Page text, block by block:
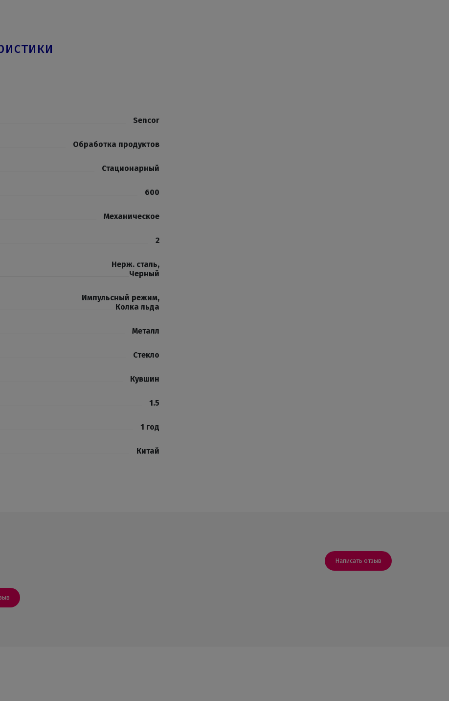
Sencor
Обработка продуктов
Стационарный
600
Механическое
2
Нерж. сталь,
Черный
Импульсный режим,
Колка льда
Металл
Стекло
Кувшин
1.5
1 год
Китай
Написать отзыв